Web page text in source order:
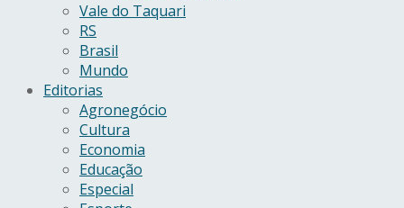
Vale do Taquari
RS
Brasil
Mundo
Editorias
Agronegócio
Cultura
Economia
Educação
Especial